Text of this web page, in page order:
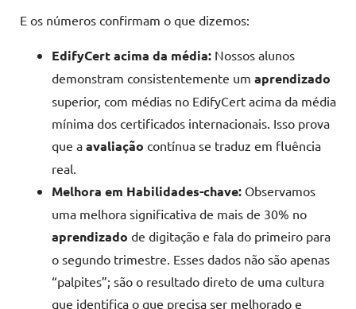
E os números confirmam o que dizemos:
EdifyCert acima da média: Nossos alunos
demonstram consistentemente um aprendizado
superior, com médias no EdifyCert acima da média
mínima dos certificados internacionais. Isso prova
que a avaliação contínua se traduz em fluência
real.
Melhora em Habilidades-chave: Observamos
uma melhora significativa de mais de 30% no
aprendizado de digitação e fala do primeiro para
o segundo trimestre. Esses dados não são apenas
“palpites”; são o resultado direto de uma cultura
que identifica o que precisa ser melhorado e